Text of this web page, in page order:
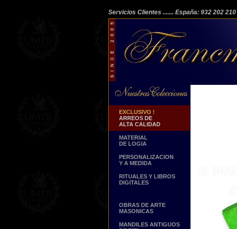
Servicios Clientes ....... España: 932 202 210
EXCLUSIVO !
ARREOS DE
ALTA CALIDAD
MATERIAL
DE LOGIA
PERSONALIZACION
Y A MEDIDA
RITUALES Y LIBROS
DIGITALES
OBRAS DE ARTE
MASONICAS
MANDILES ANTIGUOS